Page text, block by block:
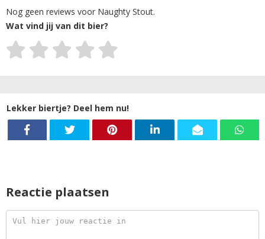
Nog geen reviews voor Naughty Stout.
Wat vind jij van dit bier?
Lekker biertje? Deel hem nu!
Reactie plaatsen